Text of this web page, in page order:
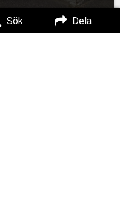
Sök Dela